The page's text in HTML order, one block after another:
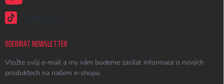
@earplugs.cz
ODEBÍRAT NEWSLETTER
Vložte svůj e-mail a my vám budeme zasílat informace o nových
produktech na našem e-shopu.